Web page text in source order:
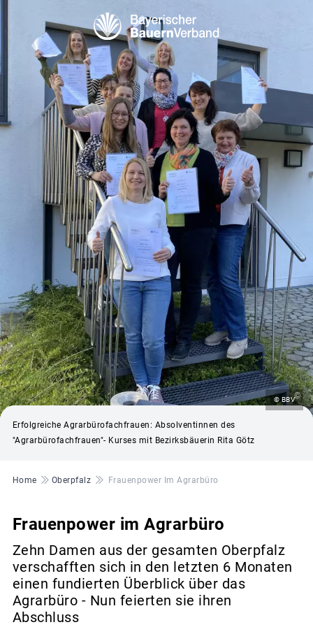
© BBV©
Erfolgreiche Agrarbürofachfrauen: Absolventinnen des
"Agrarbürofachfrauen"- Kurses mit Bezirksbäuerin Rita Götz
Pfadnavigation
Home Oberpfalz Frauenpower Im Agrarbüro
Frauenpower im Agrarbüro
Zehn Damen aus der gesamten Oberpfalz
verschafften sich in den letzten 6 Monaten
einen fundierten Überblick über das
Agrarbüro - Nun feierten sie ihren
Abschluss